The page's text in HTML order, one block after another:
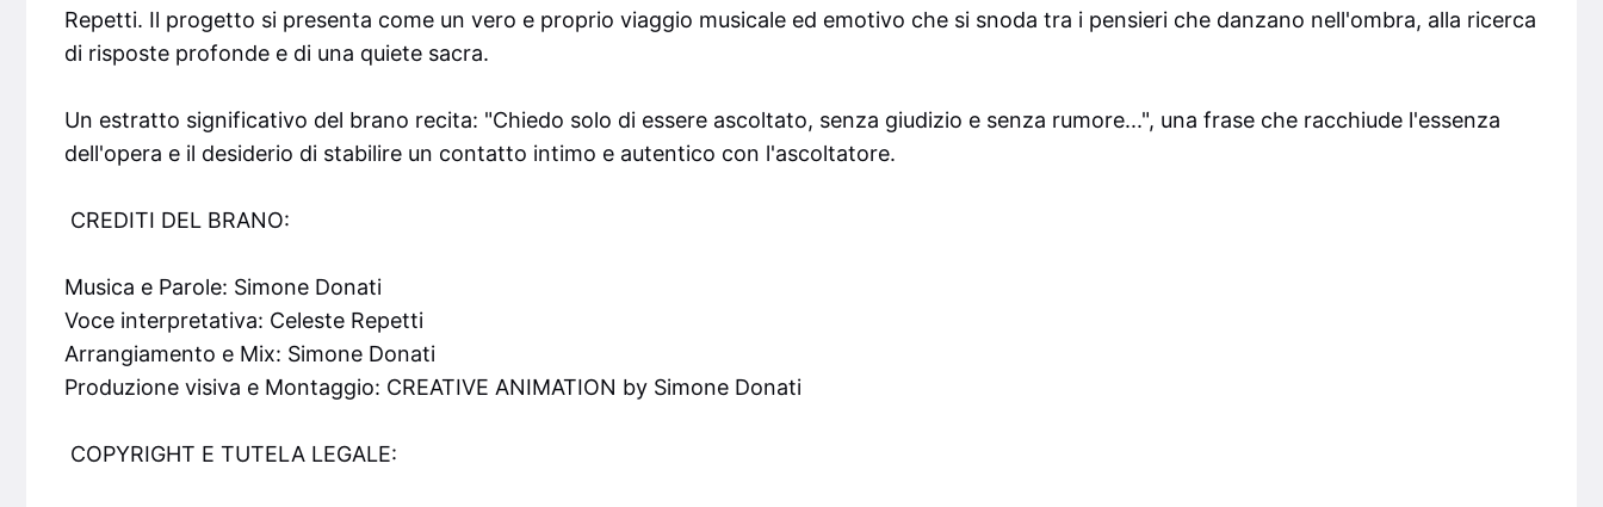
Repetti. Il progetto si presenta come un vero e proprio viaggio musicale ed emotivo che si snoda tra i pensieri che danzano nell'ombra, alla ricerca
di risposte profonde e di una quiete sacra.
Un estratto significativo del brano recita: "Chiedo solo di essere ascoltato, senza giudizio e senza rumore...", una frase che racchiude l'essenza
dell'opera e il desiderio di stabilire un contatto intimo e autentico con l'ascoltatore.
CREDITI DEL BRANO:
Musica e Parole: Simone Donati
Voce interpretativa: Celeste Repetti
Arrangiamento e Mix: Simone Donati
Produzione visiva e Montaggio: CREATIVE ANIMATION by Simone Donati
COPYRIGHT E TUTELA LEGALE: